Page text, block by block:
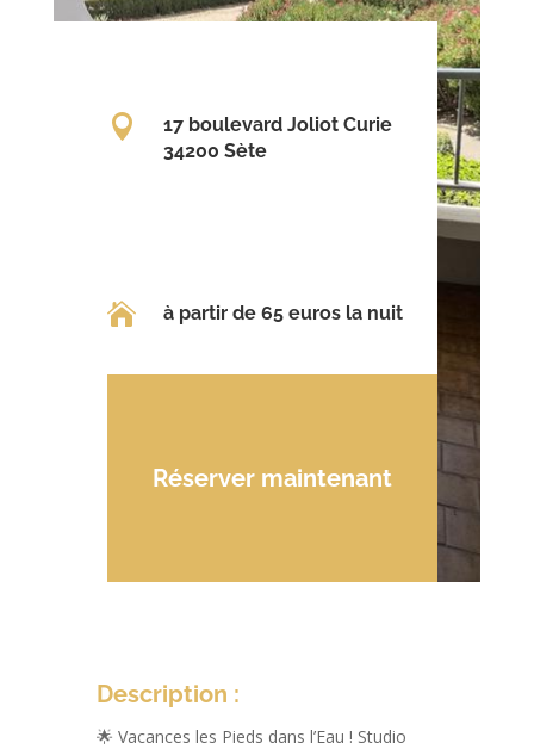

17 boulevard Joliot Curie
34200 Sète
 à partir de 65 euros la nuit
Réserver maintenant
Description :
🌟 Vacances les Pieds dans l’Eau ! Studio